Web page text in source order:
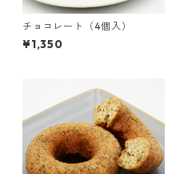
チョコレート（4個入）
¥1,350